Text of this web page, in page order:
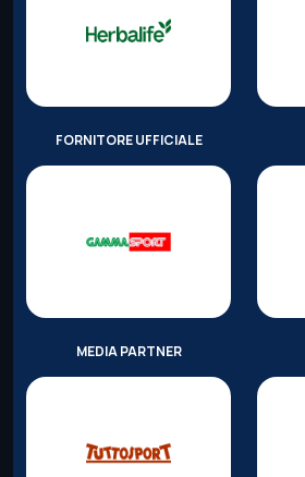
FORNITORE UFFICIALE
MEDIA PARTNER